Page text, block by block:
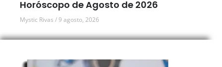
Horóscopo de Agosto de 2026
Mystic Rivas 9 agosto, 2026